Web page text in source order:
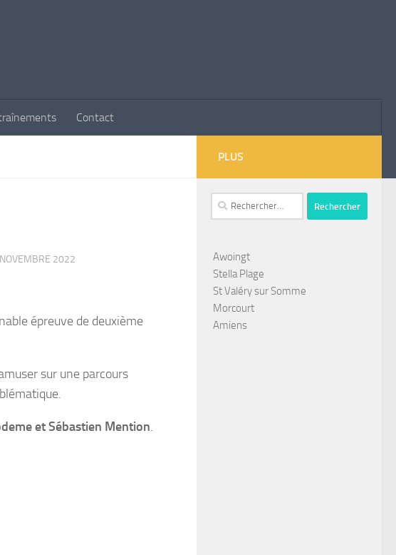
Contact
2022
épreuve de deuxième
sur une parcours
et Sébastien Mention.
PLUS
Rechercher :
Awoingt
Stella Plage
St Valéry sur Somme
Morcourt
Amiens